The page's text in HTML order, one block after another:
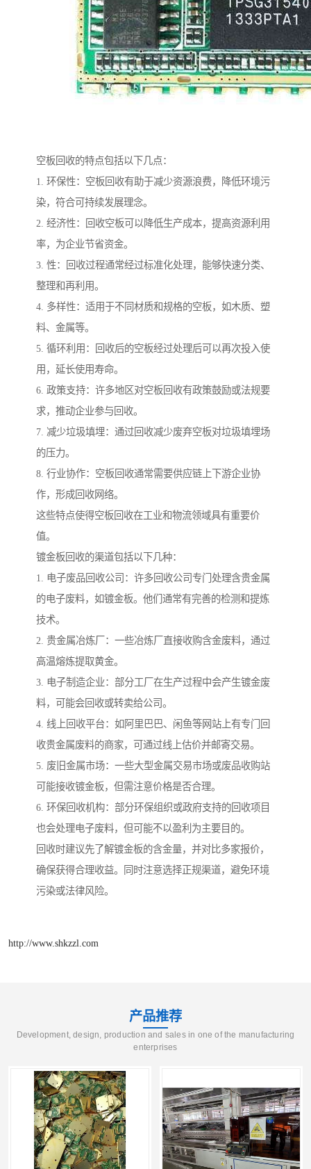
空板回收的特点包括以下几点：
1. 环保性：空板回收有助于减少资源浪费，降低环境污
染，符合可持续发展理念。
2. 经济性：回收空板可以降低生产成本，提高资源利用
率，为企业节省资金。
3. 性：回收过程通常经过标准化处理，能够快速分类、
整理和再利用。
4. 多样性：适用于不同材质和规格的空板，如木质、塑
料、金属等。
5. 循环利用：回收后的空板经过处理后可以再次投入使
用，延长使用寿命。
6. 政策支持：许多地区对空板回收有政策鼓励或法规要
求，推动企业参与回收。
7. 减少垃圾填埋：通过回收减少废弃空板对垃圾填埋场
的压力。
8. 行业协作：空板回收通常需要供应链上下游企业协
作，形成回收网络。
这些特点使得空板回收在工业和物流领域具有重要价
值。
镀金板回收的渠道包括以下几种：
1. 电子废品回收公司：许多回收公司专门处理含贵金属
的电子废料，如镀金板。他们通常有完善的检测和提炼
技术。
2. 贵金属冶炼厂：一些冶炼厂直接收购含金废料，通过
高温熔炼提取黄金。
3. 电子制造企业：部分工厂在生产过程中会产生镀金废
料，可能会回收或转卖给公司。
4. 线上回收平台：如阿里巴巴、闲鱼等网站上有专门回
收贵金属废料的商家，可通过线上估价并邮寄交易。
5. 废旧金属市场：一些大型金属交易市场或废品收购站
可能接收镀金板，但需注意价格是否合理。
6. 环保回收机构：部分环保组织或政府支持的回收项目
也会处理电子废料，但可能不以盈利为主要目的。
回收时建议先了解镀金板的含金量，并对比多家报价，
确保获得合理收益。同时注意选择正规渠道，避免环境
污染或法律风险。
http://www.shkzzl.com
产品推荐
Development, design, production and sales in one of the manufacturing
enterprises